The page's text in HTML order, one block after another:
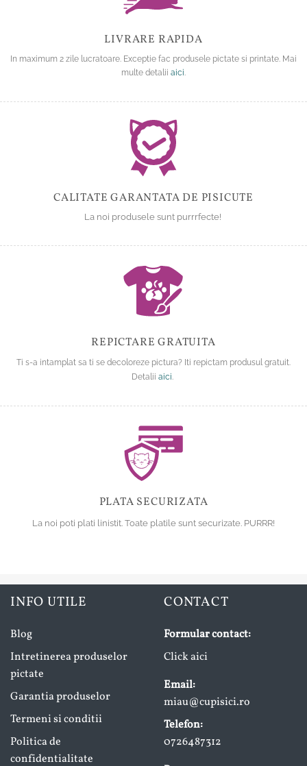
LIVRARE RAPIDA
In maximum 2 zile lucratoare. Exceptie fac produsele pictate si printate. Mai
multe detalii aici.
CALITATE GARANTATA DE PISICUTE
La noi produsele sunt purrrfecte!
REPICTARE GRATUITA
Ti s-a intamplat sa ti se decoloreze pictura? Iti repictam produsul gratuit.
Detalii aici
PLATA SECURIZATA
La noi poti plati linistit. Toate platile sunt securizate. PURRR!
INFO UTILE
Blog
Intretinerea produselor
pictate
Garantia produselor
Termeni si conditii
Politica de
confidentialitate
CONTACT
Formular contact:
Click aici
Email:
miau@cupisici.ro
Telefon:
0726487312